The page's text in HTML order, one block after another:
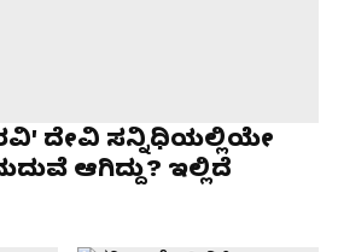
ದೇವಿ ಸನ್ನಿಧಿಯಲ್ಲಿಯೇ
ಆಗಿದ್ದು? ಇಲ್ಲಿದೆ